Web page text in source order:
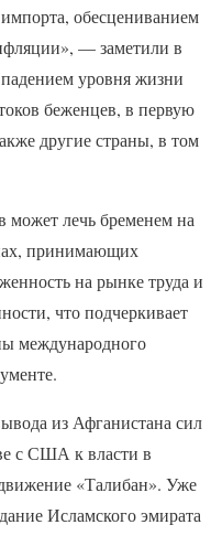
обесцениванием
— заметили в
уровня жизни
беженцев, в первую
другие страны, в том
лечь бременем на
принимающих
на рынке труда и
что подчеркивает
международного
из Афганистана сил
с США к власти в
«Талибан». Уже
Исламского эмирата